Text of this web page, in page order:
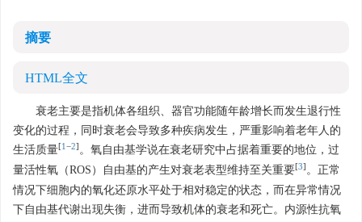
摘要
HTML全文
衰老主要是指机体各组织、器官功能随年龄增长而发生退行性
变化的过程，同时衰老会导致多种疾病发生，严重影响着老年人的
生活质量[1 −2] 。氧自由基学说在衰老研究中占据着重要的地位，过
量活性氧（ROS）自由基的产生对衰老表型维持至关重要[3] 。正常
情况下细胞内的氧化还原水平处于相对稳定的状态，而在异常情况
下自由基代谢出现失衡，进而导致机体的衰老和死亡。内源性抗氧